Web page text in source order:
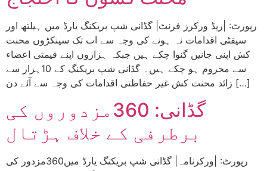
رپورٹ: |ریڈ ورکرز فرنٹ| گڈانی شپ بریکنگ یارڈ میں ہیلتھ اور
سیفٹی اقدامات نہ ہونے کی وجہ سے اب تک سینکڑوں محنت
کش اپنی جانیں گنوا چکے ہیں جبکہ ہزاروں اپنے قیمتی اعضاء
سے محروم ہو چکے ہیں۔ گڈانی شپ بریکنگ کے 10ہزار سے
زائد محنت کش غیر حفاظتی اقدامات کی وجہ سے آئے دن […]
گڈانی: 360مزدوروں کی
برطرفی کے خلاف ہڑتال
رپورٹ: |ورکرنامہ| گڈانی شپ بریکنگ یارڈ میں360مزدور کی